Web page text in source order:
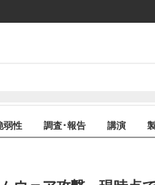
弱性 調査･報告 講演